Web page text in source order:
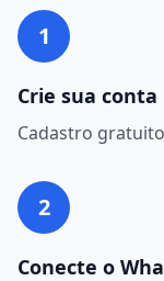
1
Crie sua conta
Cadastro
2
Conecte o